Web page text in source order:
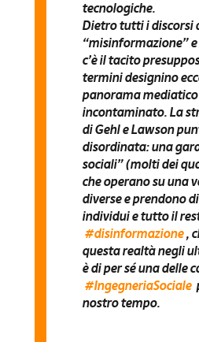
tecnologiche.
Dietro tutti i discorsi
“misinformazione”
c’è il tacito
termini designino
panorama
incontaminato. La
di Gehl e Lawson
disordinata: una
sociali” (molti dei
che operano su una
diverse e prendono
individui e tutto il
#disinformazione ,
questa realtà negli
è di per sé una delle
#IngegneriaSociale
nostro tempo.